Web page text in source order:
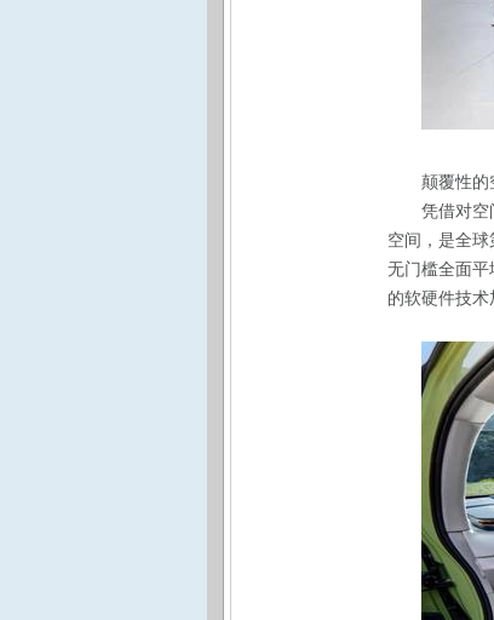
颠覆性的
凭借对空
空间，是全
无门槛全面
的软硬件技术